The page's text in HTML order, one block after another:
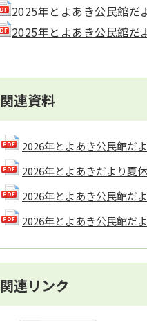
2025年とよあき公民館
2025年とよあき公民館
関連資料
2026年とよあき公民館だ
2026年とよあきだより夏
2026年とよあき公民館だ
2026年とよあき公民館だ
関連リンク